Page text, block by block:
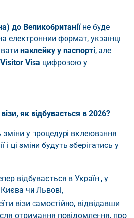
до Великобританіїне буде
електронний формат, українці
наклейку у паспорті, але
Visitor Visa цифровою у
як відбувається в 2026?
зміни у процедурі вклеювання
і ці зміни будуть зберігатись у
відбувається в Україні, у
Києва чи Львові,
візи самостійно, відвідавши
отримання повідомлення, про